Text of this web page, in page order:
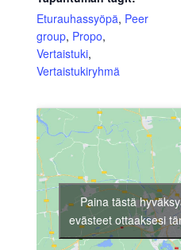
Eturauhassyöpä, Peer
group, Propo,
Vertaistuki,
Vertaistukiryhmä
Paina tästä
evästeet ottaaksesi